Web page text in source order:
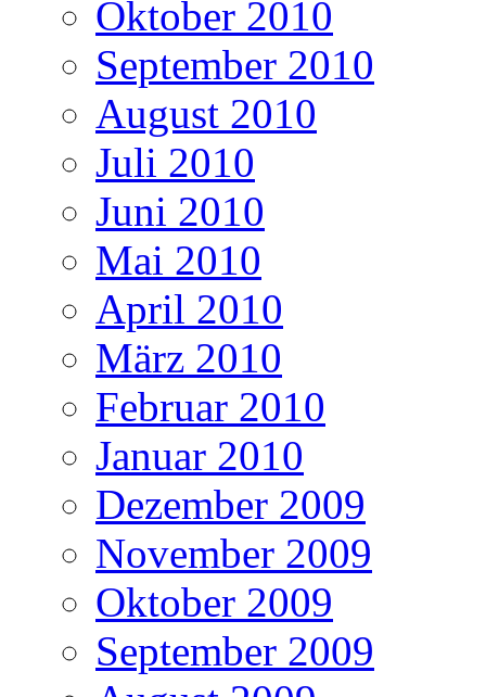
Oktober 2010
September 2010
August 2010
Juli 2010
Juni 2010
Mai 2010
April 2010
März 2010
Februar 2010
Januar 2010
Dezember 2009
November 2009
Oktober 2009
September 2009